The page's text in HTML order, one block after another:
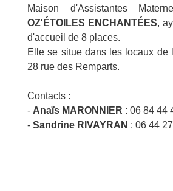
Maison d'Assistantes
OZ'ÉTOILES ENCHANTÉES,
d'accueil de 8 places.
Elle se situe dans les locaux de
28 rue des Remparts.
Contacts :
- Anaïs MARONNIER : 06 84 44
- Sandrine RIVAYRAN : 06 44